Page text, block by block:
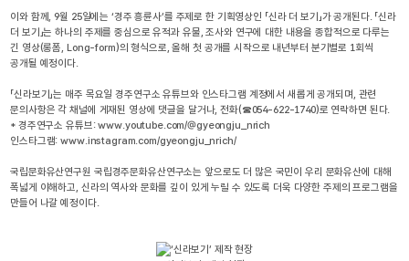
이와 함께, 9월 25일에는 ‘경주 흥륜사’를 주제로 한 기획영상인 「신라 더 보기」가 공개된다. 「신라
더 보기」는 하나의 주제를 중심으로 유적과 유물, 조사와 연구에 대한 내용을 종합적으로 다루는
긴 영상(롱폼, Long-form)의 형식으로, 올해 첫 공개를 시작으로 내년부터 분기별로 1회씩
공개될 예정이다.
「신라보기」는 매주 목요일 경주연구소 유튜브와 인스타그램 계정에서 새롭게 공개되며, 관련
문의사항은 각 채널에 게재된 영상에 댓글을 달거나, 전화(☎054-622-1740)로 연락하면 된다.
* 경주연구소 유튜브: www.youtube.com/@gyeongju_nrich
인스타그램: www.instagram.com/gyeongju_nrich/
국립문화유산연구원 국립경주문화유산연구소는 앞으로도 더 많은 국민이 우리 문화유산에 대해
폭넓게 이해하고, 신라의 역사와 문화를 깊이 있게 누릴 수 있도록 더욱 다양한 주제의 프로그램을
만들어 나갈 예정이다.